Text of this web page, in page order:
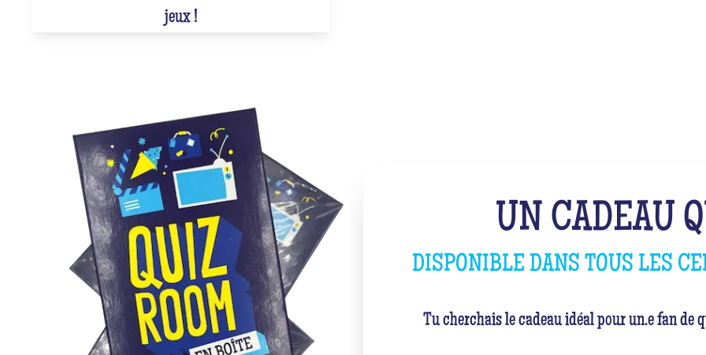
jeux !
UN CADEAU
DISPONIBLE DANS TOUS LES
Tu cherchais le cadeau idéal pour un.e fan de